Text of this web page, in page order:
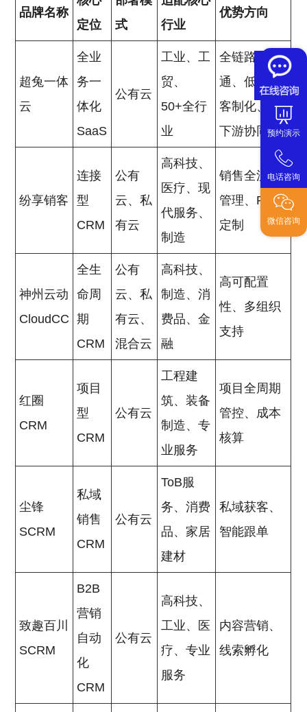
预约演示
电话咨询
微信咨询
品牌名称
定位
式
行业
优势方向
超兔一体
云
全业
务一
体化
SaaS
公有云
工业、工
贸、
50+全行
业
全链路打
通、低成本
客制化、上
下游协同
纷享销客
连接
型
CRM
公有
云、私
有云
高科技、
医疗、现
代服务、
制造
销售全流程
管理、PaaS
定制
神州云动
CloudCC
全生
命周
期
CRM
公有
云、私
有云、
混合云
高科技、
制造、消
费品、金
融
高可配置
性、多组织
支持
红圈
CRM
项目
型
CRM
公有云
工程建
筑、装备
制造、专
业服务
项目全周期
管控、成本
核算
尘锋
SCRM
私域
销售
CRM
公有云
ToB服
务、消费
品、家居
建材
私域获客、
智能跟单
致趣百川
SCRM
B2B
营销
自动
化
CRM
公有云
高科技、
工业、医
疗、专业
服务
内容营销、
线索孵化